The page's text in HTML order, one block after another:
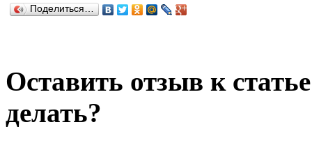
Поделиться…
Оставить отзыв к
делать?